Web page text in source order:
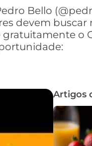
Bello
devem buscar
o
Artigos